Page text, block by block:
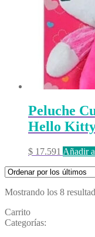
Peluche
Hello
$ 17.591 Añadir
Mostrando los 8
Carrito
Categorías: